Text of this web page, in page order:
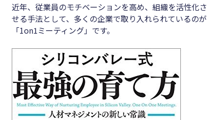
近年、従業員のモチベーションを高め、組織を活性化さ
せる手法として、多くの企業で取り入れられているのが
「1on1ミーティング」です。